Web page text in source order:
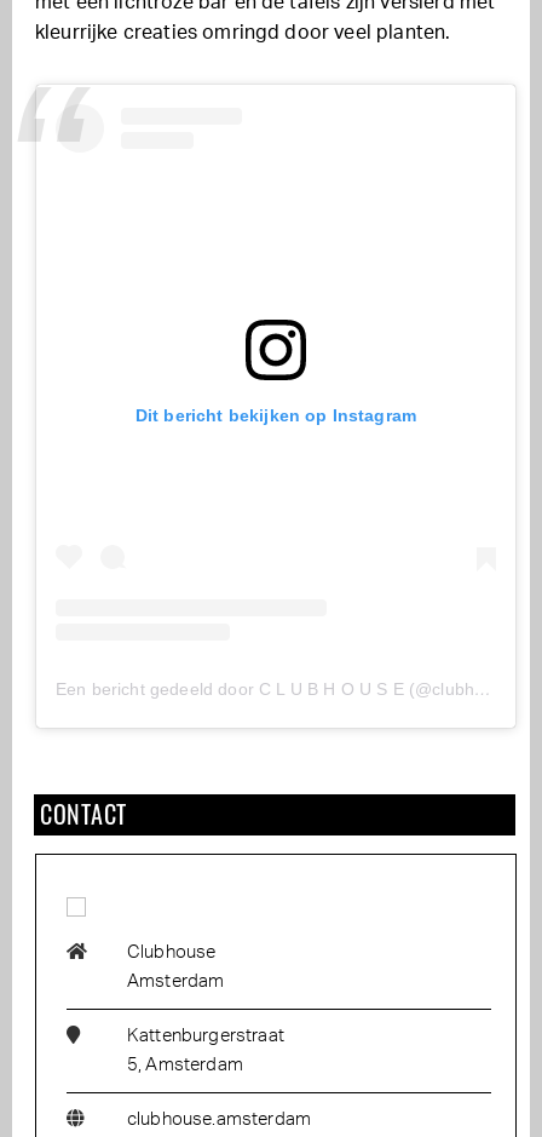
kleurrijke creaties omringd door veel planten.
Dit bericht bekijken op Instagram
Een bericht gedeeld door C L U B H O U S E (@clubhouse.amsterdam)
CONTACT
Clubhouse
Amsterdam
Kattenburgerstraat
5, Amsterdam
clubhouse.amsterdam